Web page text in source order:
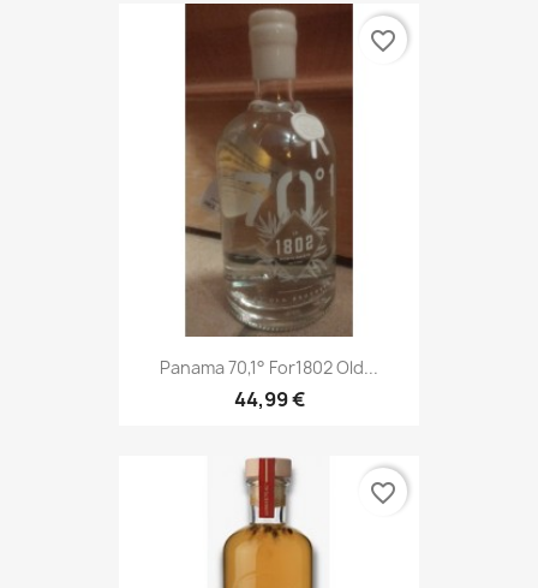
Panama 70,1° For1802 Old...
44,99 €
favorite_border
favorite_border